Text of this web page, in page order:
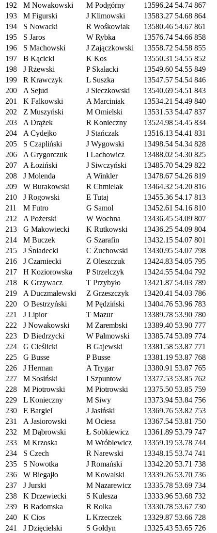
192
M Nowakowski M Podgórny 13596.24 54.74 867
193
M Figurski J Klimowski 13583.27 54.68 864
194
S Nowacki R Wośkowiak 13580.46 54.67 861
195
S Jaros W Rybka 13576.74 54.66 858
196
S Machowski J Zajączkowski 13558.72 54.58 855
197
B Kącicki K Kos 13550.31 54.55 852
198
J Rżewski P Skałacki 13549.60 54.55 849
199
R Krawczyk L Suszka 13547.57 54.54 846
200
A Sejud J Sieczkowski 13540.69 54.51 843
201
K Falkowski A Marciniak 13534.21 54.49 840
202
Z Muszyński M Omielski 13531.53 54.47 837
203
A Drążek R Konieczny 13524.98 54.45 834
204
A Cydejko J Stańczak 13516.13 54.41 831
205
S Czapliński J Wygowski 13498.54 54.34 828
206
A Grygorczuk I Lachowicz 13488.02 54.30 825
207
A Łoziński J Siwczyński 13485.70 54.29 822
208
J Molenda A Winkler 13478.67 54.26 819
209
W Burakowski R Chmielak 13464.32 54.20 816
210
J Rogowski E Tutaj 13455.36 54.17 813
211
M Futro G Samol 13452.61 54.16 810
212
A Pożerski W Wochna 13436.45 54.09 807
213
G Makowiecki K Rutkowski 13436.25 54.09 804
214
M Buczek G Szarafin 13432.15 54.07 801
215
J Śniadecki C Żuchowski 13430.95 54.07 798
216
J Czarniecki Z Oleszczuk 13424.83 54.05 795
217
H Koziorowska P Strzelczyk 13424.55 54.04 792
218
K Grzywacz T Przybyło 13421.87 54.03 789
219
A Duczmalewski Z Grzeszczyk 13420.41 54.03 786
220
O Bestrzyński M Pędziński 13404.76 53.96 783
221
J Lipior T Mazur 13389.78 53.90 780
222
J Nowakowski M Zarembski 13389.40 53.90 777
223
D Biedrzycki W Palmowski 13385.74 53.89 774
224
G Cieślicki B Gajewski 13381.58 53.87 771
225
G Busse P Busse 13381.19 53.87 768
226
J Herman A Trygar 13380.91 53.87 765
227
M Sosiński I Szpuntow 13377.53 53.85 762
228
M Piotrowski M Piotrowski 13375.50 53.85 759
229
L Konieczny M Siwy 13373.94 53.84 756
230
E Bargiel J Jasiński 13369.76 53.82 753
231
A Jasiorowski M Ociesa 13367.54 53.81 750
232
M Dąbrowski Ł Sobkiewicz 13361.89 53.79 747
233
M Krzoska M Wróblewicz 13359.19 53.78 744
234
S Czech R Narewski 13348.15 53.74 741
235
S Nowotka J Romański 13342.20 53.71 738
236
W Biegajło M Kowalski 13339.26 53.70 736
237
J Jurski M Nazarewicz 13335.78 53.69 734
238
K Drzewiecki S Kulesza 13333.96 53.68 732
239
B Radomska R Rolka 13330.78 53.67 730
240
K Cios L Krzeczek 13329.87 53.66 728
241
J Dzięcielski S Gołdyn 13325.43 53.65 726